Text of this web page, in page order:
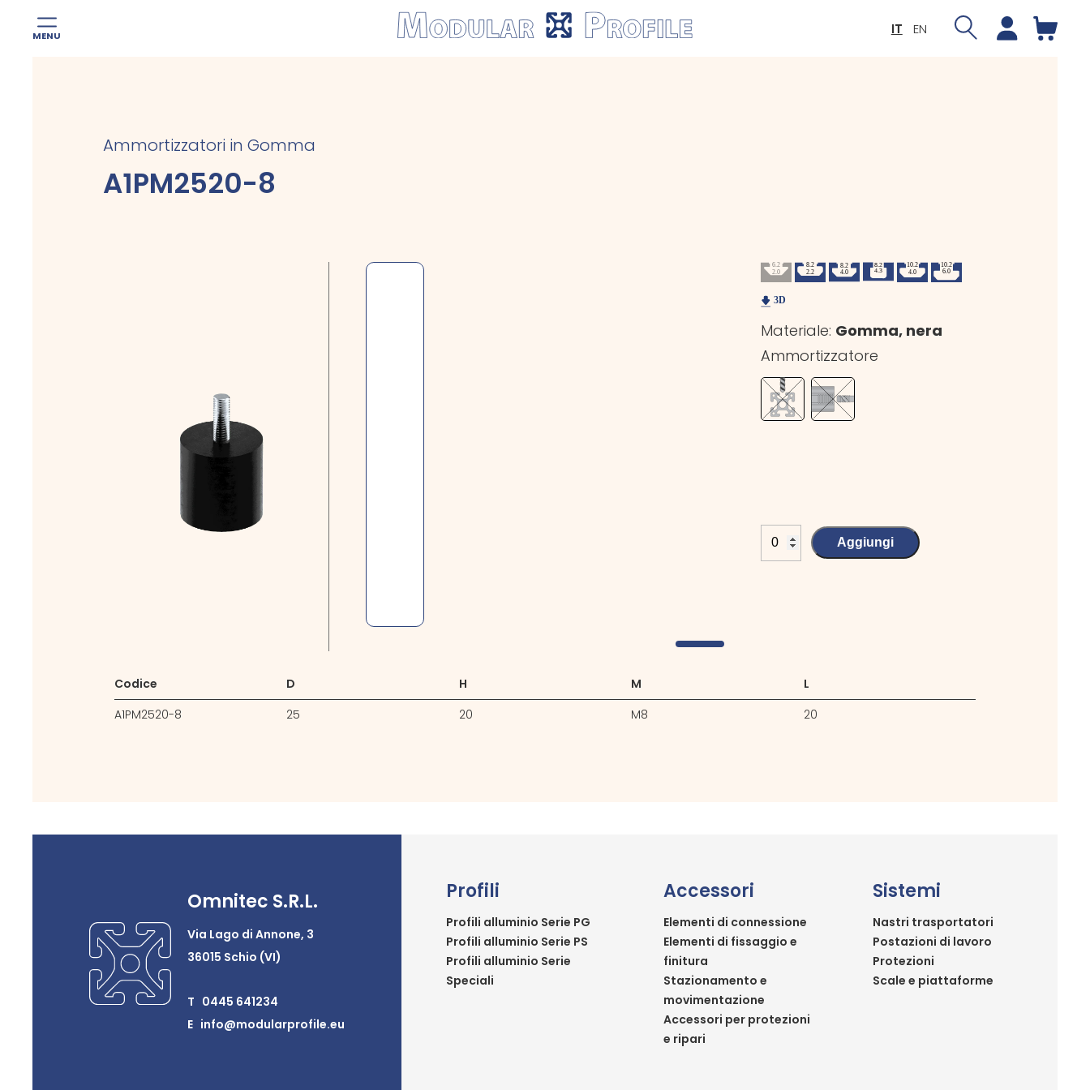
MENU IT EN
Ammortizzatori in Gomma
A1PM2520-8
Materiale: Gomma, nera
Ammortizzatore
Aggiungi
Codice
A1PM2520-8
D
25
H
20
M
M8
L
20
Omnitec S.R.L.
Via Lago di Annone, 3
36015 Schio (VI)
T 0445 641234
E info@modularprofile.eu
Profili
Profili alluminio Serie PG
Profili alluminio Serie PS
Profili alluminio Serie
Speciali
Accessori
Elementi di connessione
Elementi di fissaggio e
finitura
Stazionamento e
movimentazione
Accessori per protezioni
e ripari
Sistemi
Nastri trasportatori
Postazioni di lavoro
Protezioni
Scale e piattaforme